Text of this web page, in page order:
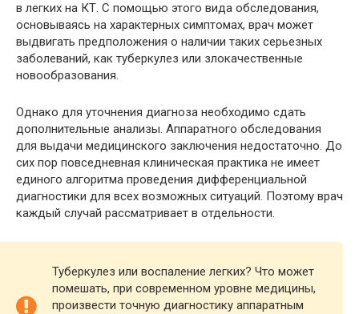
в легких на КТ. С помощью этого вида обследования,
основываясь на характерных симптомах, врач может
выдвигать предположения о наличии таких серьезных
заболеваний, как туберкулез или злокачественные
новообразования.
Однако для уточнения диагноза необходимо сдать
дополнительные анализы. Аппаратного обследования
для выдачи медицинского заключения недостаточно. До
сих пор повседневная клиническая практика не имеет
единого алгоритма проведения дифференциальной
диагностики для всех возможных ситуаций. Поэтому врач
каждый случай рассматривает в отдельности.
Туберкулез или воспаление легких? Что может
помешать, при современном уровне медицины,
произвести точную диагностику аппаратным